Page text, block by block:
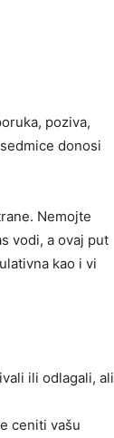
poziva,
donosi
Nemojte
vodi, a ovaj put
kao i vi
ili odlagali, ali
ceniti vašu